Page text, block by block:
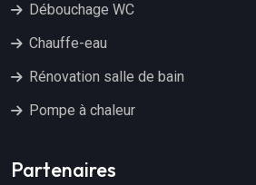
Débouchage WC
Chauffe-eau
Rénovation salle de bain
Pompe à chaleur
Partenaires